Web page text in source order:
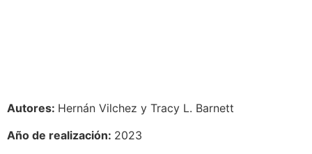
Autores: Hernán Vilchez y Tracy L. Barnett
Año de realización: 2023